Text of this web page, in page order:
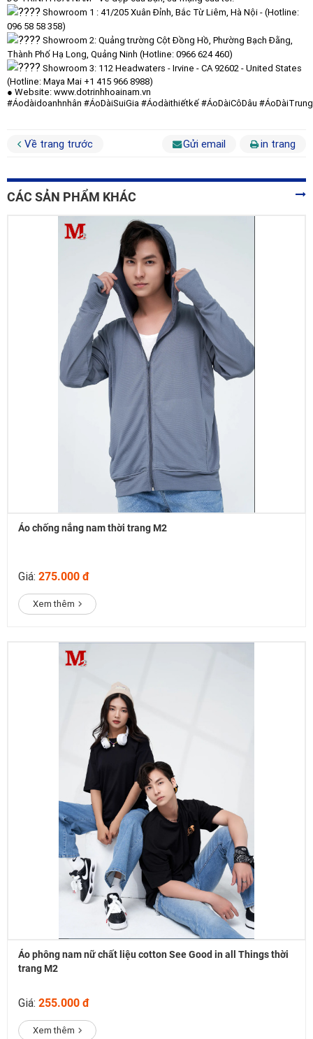
Showroom 1 : 41/205 Xuân Đỉnh, Bắc Từ Liêm, Hà Nội - (Hotline:
096 58 58 358)
Showroom 2: Quảng trường Cột Đồng Hồ, Phường Bạch Đằng,
Thành Phố Hạ Long, Quảng Ninh (Hotline: 0966 624 460)
Showroom 3: 112 Headwaters - Irvine - CA 92602 - United States
(Hotline: Maya Mai +1 415 966 8988)
● Website: www.dotrinhhoainam.vn
#Áodàidoanhnhân #ÁoDàiSuiGia #Áodàithiếtkế #ÁoDàiCôDâu
Về trang trước Gửi email in trang
CÁC SẢN PHẨM KHÁC
Áo chống nắng nam thời trang M2
Giá: 275.000 đ
Xem thêm
Áo phông nam nữ chất liệu cotton See Good in all Things thời
trang M2
Giá: 255.000 đ
Xem thêm